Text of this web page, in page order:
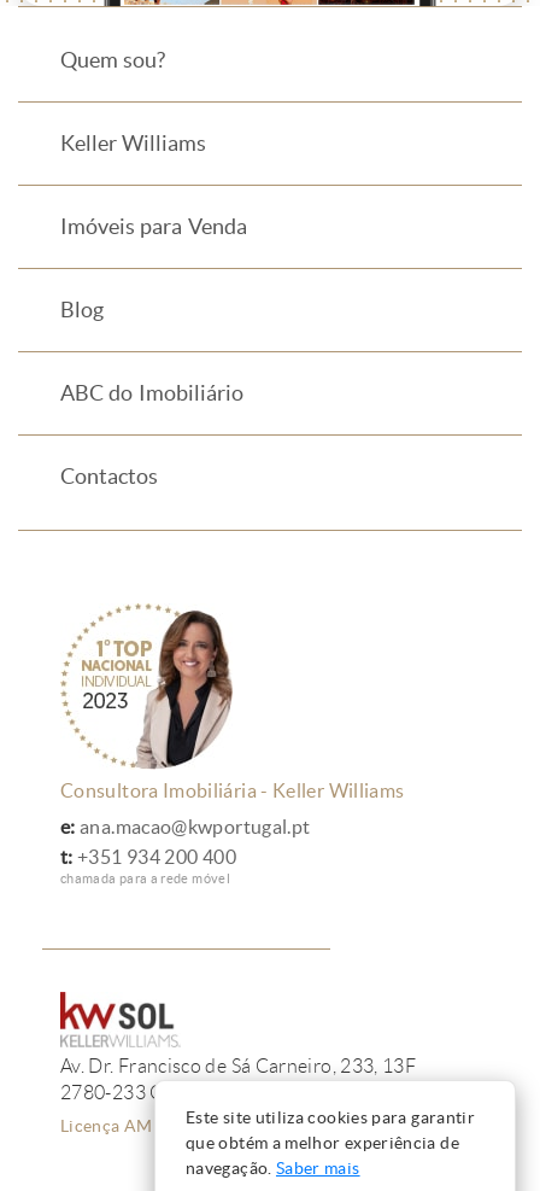
Quem sou?
Keller Williams
Imóveis para Venda
Blog
ABC do Imobiliário
Contactos
Consultora Imobiliária - Keller Williams
e: ana.macao@kwportugal.pt
t: +351 934 200 400
chamada para a rede móvel
Av. Dr. Francisco de Sá Carneiro, 233, 13F
2780-233 Oeiras
Licença AMI 12223Este site utiliza cookies para garantir
que obtém a melhor experiência de
navegação. Saber mais